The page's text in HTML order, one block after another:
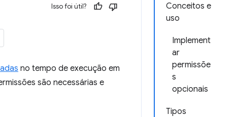
Conceitos e
uso
Implement
ar
permissõe
s
opcionais
Tipos
Isso foi útil?
no tempo de execução em
são necessárias e